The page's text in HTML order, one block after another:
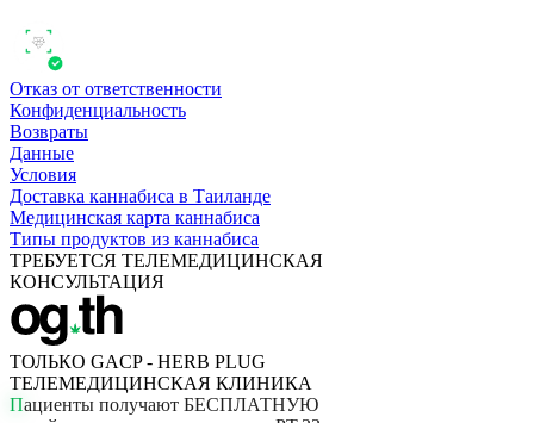
Отказ от ответственности
Конфиденциальность
Возвраты
Данные
Условия
Доставка каннабиса в Таиланде
Медицинская карта каннабиса
Типы продуктов из каннабиса
ТРЕБУЕТСЯ ТЕЛЕМЕДИЦИНСКАЯ
КОНСУЛЬТАЦИЯ
ТОЛЬКО GACP - HERB PLUG
ТЕЛЕМЕДИЦИНСКАЯ КЛИНИКА
Пациенты получают БЕСПЛАТНУЮ